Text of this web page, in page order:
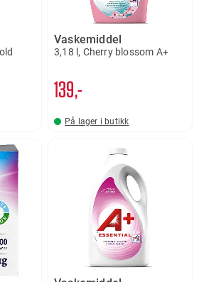
Vaskemiddel
3,18 l, Cherry blossom A+
139,-
På lager i butikk